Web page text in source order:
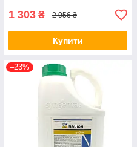
1 303 ₴ 2 056 ₴
Купити
–23%